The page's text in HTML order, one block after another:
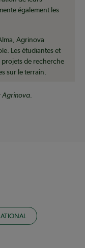
également les
Agrinova
Les étudiantes et
de recherche
sur le terrain.
Agrinova.